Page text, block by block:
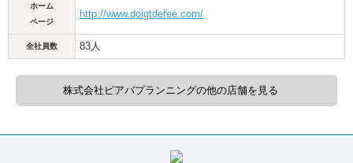
ホーム
ページ
http://www.doigtdefee.com/
全社員数 83人
株式会社ピアバプランニングの他の店舗を見る